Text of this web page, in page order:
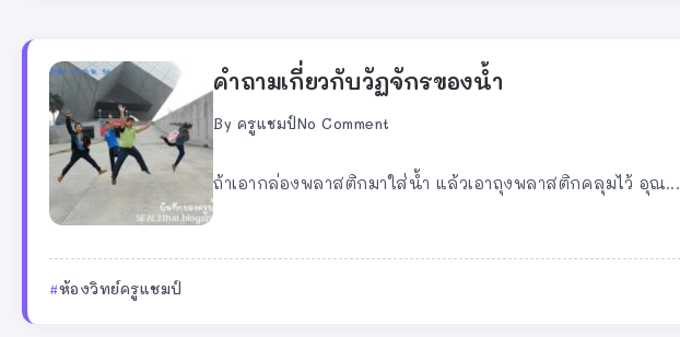
คำถามเกี่ยวกับวัฏจักรของน้ำ
By ครูแชมป์No Comment
ถ้าเอากล่องพลาสติกมาใส่น้ำ แล้วเอาถุงพลาสติกคลุมไว้ อุณ...
ห้องวิทย์ครูแชมป์